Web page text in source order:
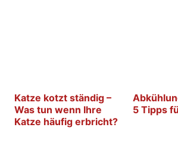
Katze kotzt ständig –
Was tun wenn Ihre
Katze häufig erbricht?
5 Tipps